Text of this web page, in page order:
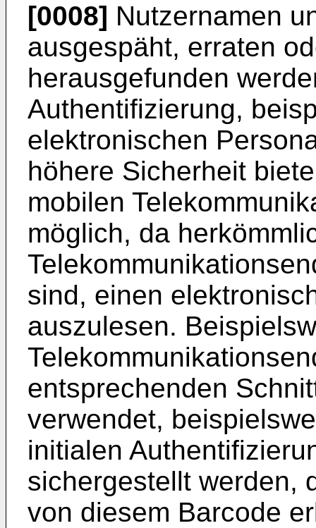
[0008] Nutzernamen
ausgespäht, erraten
herausgefunden
Authentifizierung,
elektronischen
höhere Sicherheit
mobilen
möglich, da
sind, einen
auszulesen.
entsprechenden
verwendet,
initialen
sichergestellt werden,
von diesem Barcode